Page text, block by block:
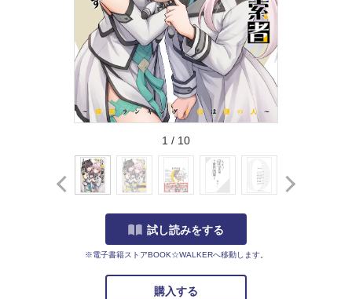
1 / 10
試し読みをする
※電子書籍ストアBOOK☆WALKERへ移動します。
購入する